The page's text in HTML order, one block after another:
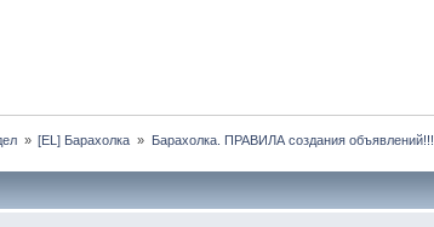
» [EL] Барахолка » Барахолка. ПРАВИЛА создания объявлений!!!